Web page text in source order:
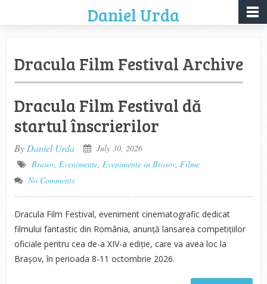
Daniel Urda
Dracula Film Festival Archive
Dracula Film Festival dă
startul înscrierilor
By Daniel Urda
July 30, 2026
Brasov, Evenimente, Evenimente in Brasov, Filme
No Comments
Dracula Film Festival, eveniment cinematografic dedicat
filmului fantastic din România, anunță lansarea competițiilor
oficiale pentru cea de-a XIV-a ediție, care va avea loc la
Brașov, în perioada 8-11 octombrie 2026.